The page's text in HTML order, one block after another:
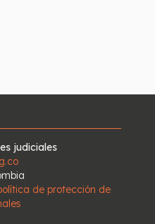
judiciales
de protección de